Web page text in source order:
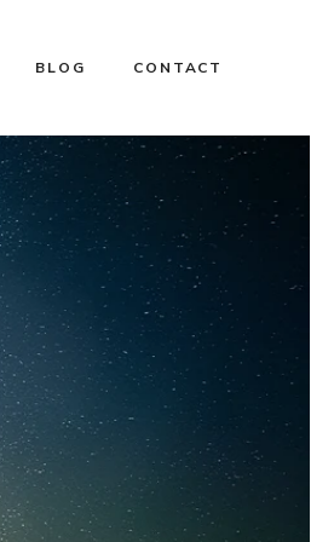
BLOG CONTACT